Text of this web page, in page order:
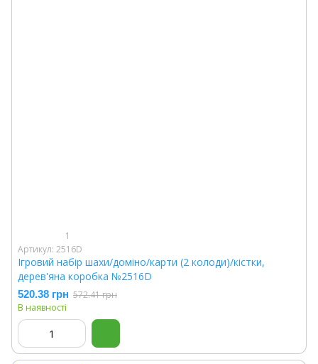
1
Артикул: 2516D
Ігровий набір шахи/доміно/карти (2 колоди)/кістки,
дерев'яна коробка №2516D
520.38 грн 572.41 грн
В наявності